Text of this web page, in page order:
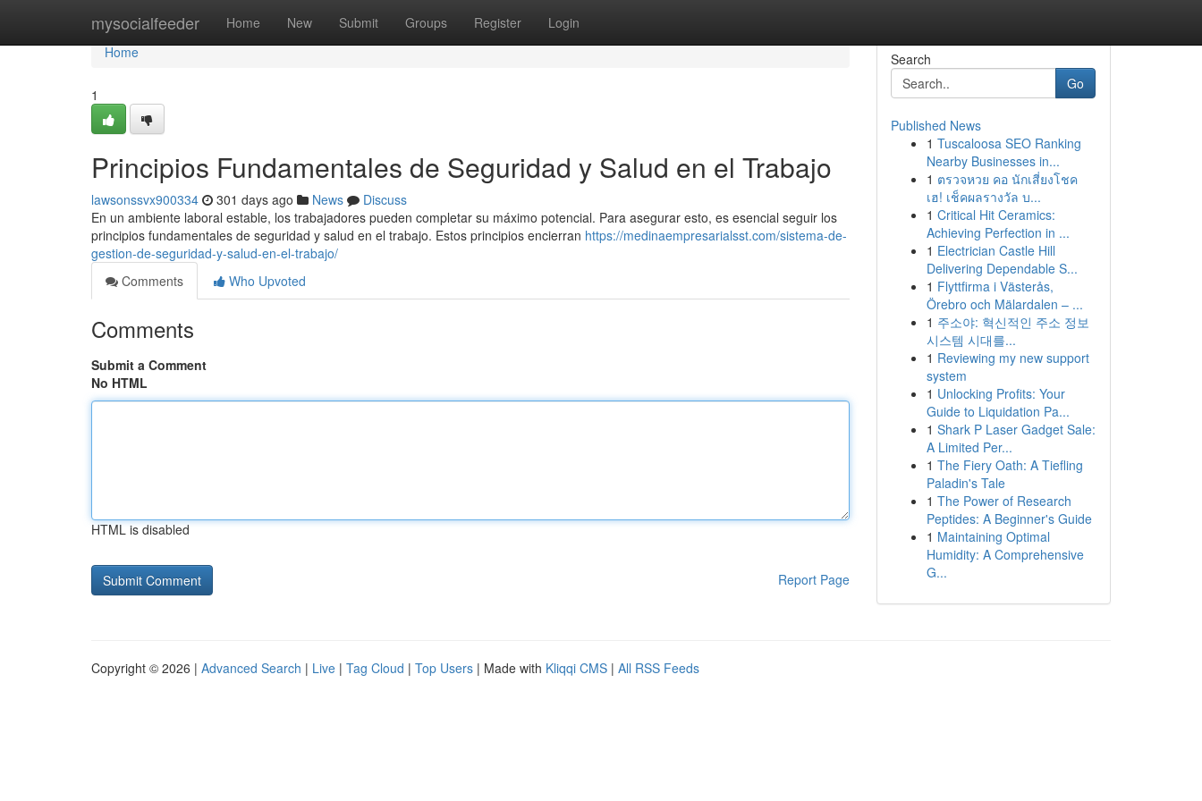
mysocialfeeder Home New Submit Groups Register Login
Home
Home
1
Principios Fundamentales de Seguridad y Salud en el Trabajo
lawsonssvx900334 301 days ago News
Discuss
En un ambiente laboral estable, los trabajadores pueden completar su máximo potencial. Para asegurar esto, es esencial seguir los
principios fundamentales de seguridad y salud en el trabajo. Estos principios encierran https://medinaempresarialsst.com/sistema-de-
gestion-de-seguridad-y-salud-en-el-trabajo/
Comments
Who Upvoted
Comments
Submit a Comment
No HTML
HTML is disabled
Report Page
Search
Go
Published News
1 Tuscaloosa SEO Ranking
Nearby Businesses in...
1 ตรวจหวย คอ นักเสี่ยงโชค
เฮ! เช็คผลรางวัล บ...
1 Critical Hit Ceramics:
Achieving Perfection in ...
1 Electrician Castle Hill
Delivering Dependable S...
1 Flyttfirma i Västerås,
Örebro och Mälardalen – ...
1 주소야: 혁신적인 주소 정보
시스템 시대를...
1 Reviewing my new support
system
1 Unlocking Profits: Your
Guide to Liquidation Pa...
1 Shark P Laser Gadget Sale:
A Limited Per...
1 The Fiery Oath: A Tiefling
Paladin's Tale
1 The Power of Research
Peptides: A Beginner's Guide
1 Maintaining Optimal
Humidity: A Comprehensive
G...
Copyright © 2026 | Advanced Search | Live | Tag Cloud | Top Users | Made with Kliqqi CMS | All RSS Feeds